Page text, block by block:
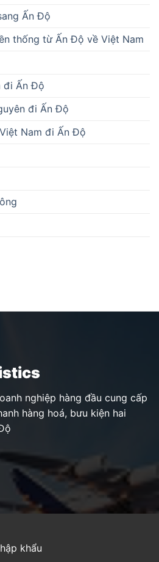
Ấn Độ
thống từ Ấn Độ về Việt Nam
đi Ấn Độ
đi Ấn Độ
Nam đi Ấn Độ
nghiệp hàng đầu cung cấp
hàng hoá, bưu kiện hai
khẩu